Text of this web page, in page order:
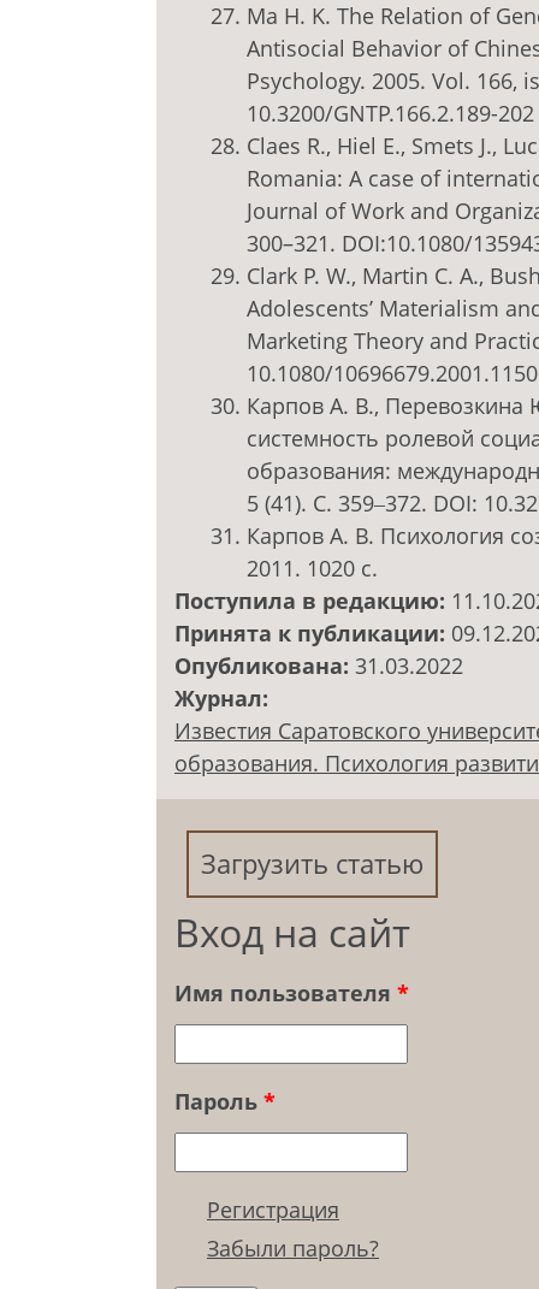
Ma H. K. The Relation of
Antisocial Behavior of
Psychology. 2005. Vol. 166,
10.3200/GNTP.166.2.189-202
Claes R., Hiel E., Smets J.,
Romania: A case of
Journal of Work and
300–321. DOI:10.1080/
Clark P. W., Martin C. A.,
Adolescents’ Materialism
Marketing Theory and
10.1080/
Карпов А. В.,
системность ролевой
образования:
5 (41). С. 359‒372. DOI:
Карпов А. В. Психология
2011. 1020 с.
Поступила в редакцию:
Принята к публикации:
Опубликована: 31.03.2022
Журнал:
Известия Саратовского
образования. Психология
Загрузить статью
Вход на сайт
Имя пользователя *
Пароль *
Регистрация
Забыли пароль?